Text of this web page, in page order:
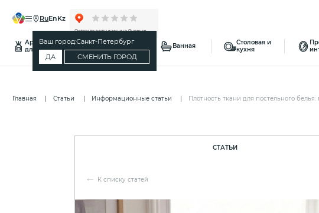
Ваш город:Санкт-Петербург
ДА
СМЕНИТЬ ГОРОД
ru en kz
Ароматы
для дома
Спальня Ванная
Столовая и
кухня
Главная Статьи Информационные статьи Плотность ткани для постельного
СТАТЬИ
К списку статей